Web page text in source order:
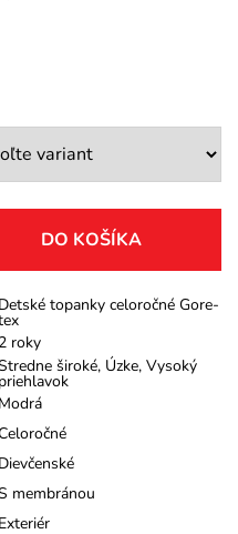
Detské topanky celoročné Gore-
2 roky
široké, Úzke, Vysoký
priehlavok
Modrá
Dievčenské
membránou
Exteriér